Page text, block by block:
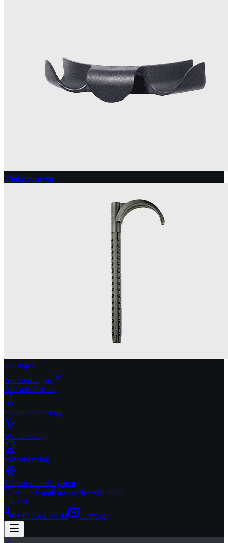
Winkelspangen
Sonstiges
Anwendungen
Alle ansehen →
Fußbodenheizung
Wandheizung
Rasenheizung
Schneeschmelzsystem
Über unsTeamKarriereNewsKontakt
DE|EN
+49 7551 44 44
Anfrage